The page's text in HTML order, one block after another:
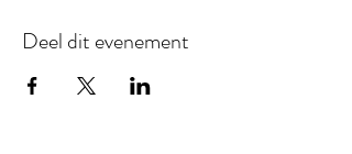
Deel dit evenement